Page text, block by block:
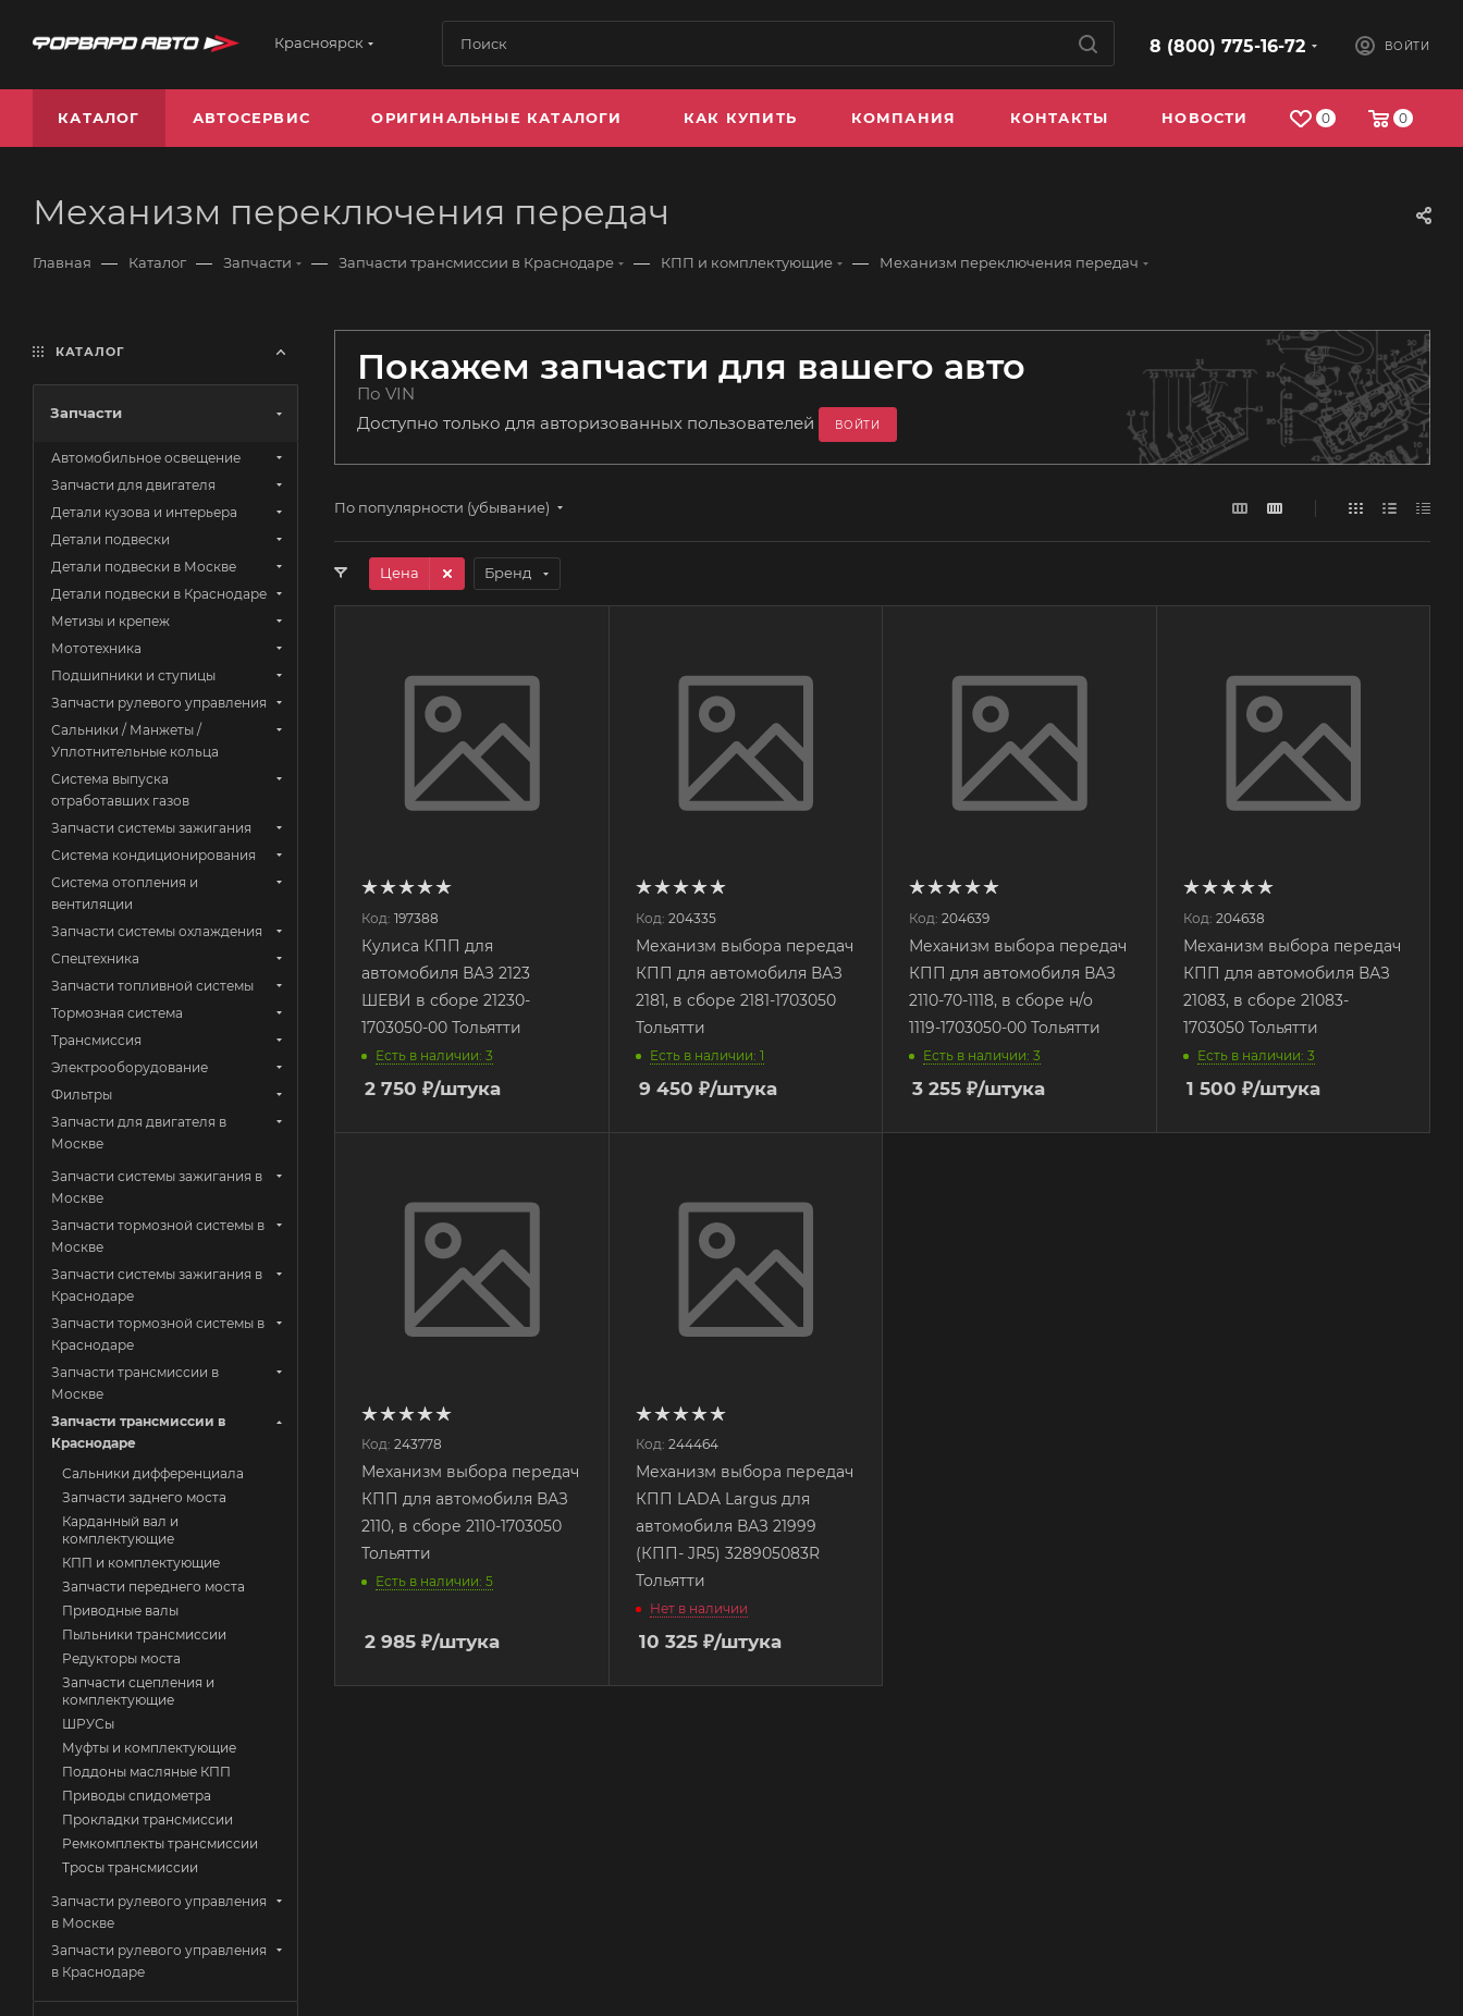
Красноярск 8 (800) 775-16-72 ВОЙТИ
0 0
КАТАЛОГ АВТОСЕРВИС ОРИГИНАЛЬНЫЕ КАТАЛОГИ КАК КУПИТЬ КОМПАНИЯ КОНТАКТЫ НОВОСТИ
Механизм переключения передач
Главная — Каталог — Запчасти — Запчасти трансмиссии в Краснодаре — КПП и комплектующие — Механизм переключения передач
Покажем запчасти для вашего авто
По VIN
Доступно только для авторизованных пользователей
ВОЙТИ
По популярности (убывание)
Цена Бренд
Код: 197388
Кулиса КПП для
автомобиля ВАЗ 2123
ШЕВИ в сборе 21230-
1703050-00 Тольятти
Есть в наличии: 3
2 750 ₽/штука
Код: 204335
Механизм выбора передач
КПП для автомобиля ВАЗ
2181, в сборе 2181-1703050
Тольятти
Есть в наличии: 1
9 450 ₽/штука
Код: 204639
Механизм выбора передач
КПП для автомобиля ВАЗ
2110-70-1118, в сборе н/о
1119-1703050-00 Тольятти
Есть в наличии: 3
3 255 ₽/штука
Код: 204638
Механизм выбора передач
КПП для автомобиля ВАЗ
21083, в сборе 21083-
1703050 Тольятти
Есть в наличии: 3
1 500 ₽/штука
Код: 243778
Механизм выбора передач
КПП для автомобиля ВАЗ
2110, в сборе 2110-1703050
Тольятти
Есть в наличии: 5
2 985 ₽/штука
Код: 244464
Механизм выбора передач
КПП LADA Largus для
автомобиля ВАЗ 21999
(КПП- JR5) 328905083R
Тольятти
Нет в наличии
10 325₽/штука
КАТАЛОГ
Запчасти
Автомобильное освещение
Запчасти для двигателя
Детали кузова и интерьера
Детали подвески
Детали подвески в Москве
Детали подвески в Краснодаре
Метизы и крепеж
Мототехника
Подшипники и ступицы
Запчасти рулевого управления
Сальники / Манжеты /
Уплотнительные кольца
Система выпуска
отработавших газов
Запчасти системы зажигания
Система кондиционирования
Система отопления и
вентиляции
Запчасти системы охлаждения
Спецтехника
Запчасти топливной системы
Тормозная система
Трансмиссия
Электрооборудование
Фильтры
Запчасти для двигателя в
Москве
Запчасти системы зажигания в
Москве
Запчасти тормозной системы в
Москве
Запчасти системы зажигания в
Краснодаре
Запчасти тормозной системы в
Краснодаре
Запчасти трансмиссии в
Москве
Запчасти трансмиссии в
Краснодаре
Сальники дифференциала
Запчасти заднего моста
Карданный вал и
комплектующие
КПП и комплектующие
Запчасти переднего моста
Приводные валы
Пыльники трансмиссии
Редукторы моста
Запчасти сцепления и
комплектующие
ШРУСы
Муфты и комплектующие
Поддоны масляные КПП
Приводы спидометра
Прокладки трансмиссии
Ремкомплекты трансмиссии
Тросы трансмиссии
Запчасти рулевого управления
в Москве
Запчасти рулевого управления
в Краснодаре